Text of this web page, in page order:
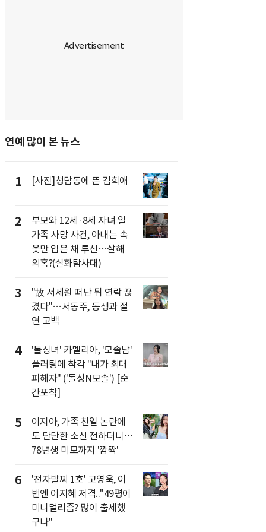
연예 많이 본 뉴스
1 [사진]청담동에 뜬 김희애
2
부모와 12세·8세 자녀 일
가족 사망 사건, 아내는 속
옷만 입은 채 투신…살해
의혹?(실화탐사대)
3
"故 서세원 떠난 뒤 연락 끊
겼다"…서동주, 동생과 절
연 고백
4
'돌싱녀' 카멜리아, '모솔남'
플러팅에 착각 "내가 최대
피해자" ('돌싱N모솔') [순
간포착]
5
이지아, 가족 친일 논란에
도 단단한 소신 전하더니…
78년생 미모까지 '깜짝'
6
'전자발찌 1호' 고영욱, 이
번엔 이지혜 저격.."49평이
미니멀리즘? 많이 출세했
구나"